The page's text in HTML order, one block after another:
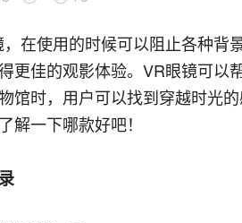
在使用的时候可以阻止各种背
更佳的观影体验。VR眼镜可以
馆时，用户可以找到穿越时光
解一下哪款好吧！